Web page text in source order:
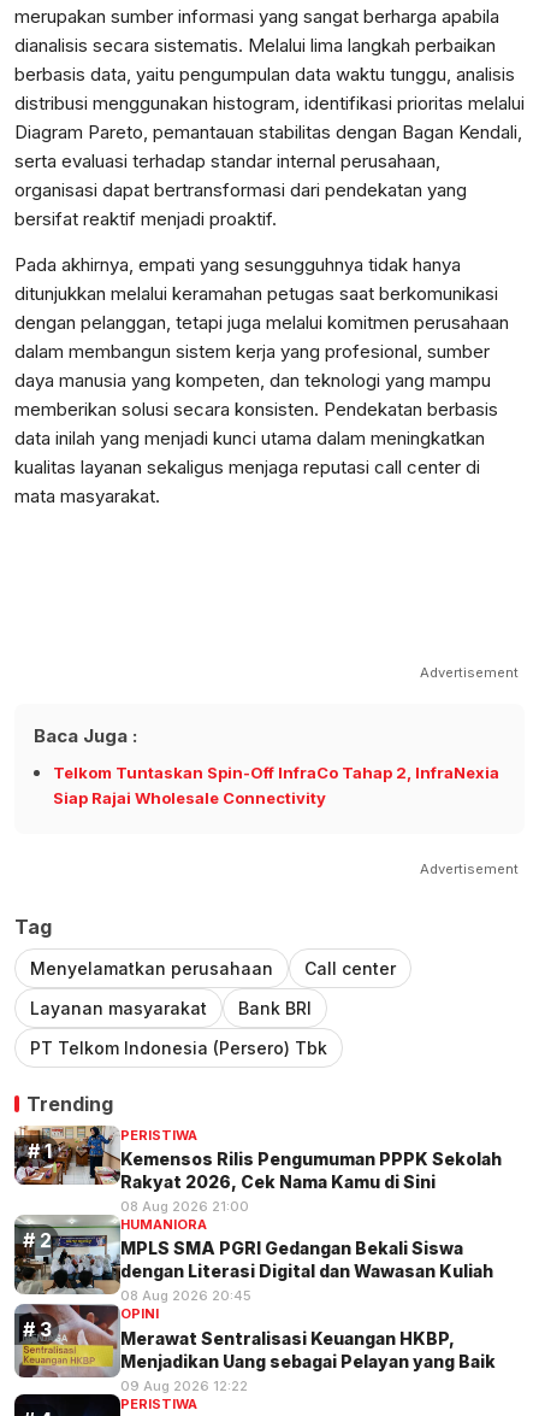
merupakan sumber informasi yang sangat berharga apabila
dianalisis secara sistematis. Melalui lima langkah perbaikan
berbasis data, yaitu pengumpulan data waktu tunggu, analisis
distribusi menggunakan histogram, identifikasi prioritas melalui
Diagram Pareto, pemantauan stabilitas dengan Bagan Kendali,
serta evaluasi terhadap standar internal perusahaan,
organisasi dapat bertransformasi dari pendekatan yang
bersifat reaktif menjadi proaktif.
Pada akhirnya, empati yang sesungguhnya tidak hanya
ditunjukkan melalui keramahan petugas saat berkomunikasi
dengan pelanggan, tetapi juga melalui komitmen perusahaan
dalam membangun sistem kerja yang profesional, sumber
daya manusia yang kompeten, dan teknologi yang mampu
memberikan solusi secara konsisten. Pendekatan berbasis
data inilah yang menjadi kunci utama dalam meningkatkan
kualitas layanan sekaligus menjaga reputasi call center di
mata masyarakat.
Advertisement
Baca Juga :
Telkom Tuntaskan Spin-Off InfraCo Tahap 2, InfraNexia
Siap Rajai Wholesale Connectivity
Advertisement
Tag
Menyelamatkan perusahaan
Call center
Layanan masyarakat
Bank BRI
PT Telkom Indonesia (Persero) Tbk
Trending
PERISTIWA
Kemensos Rilis Pengumuman PPPK Sekolah
Rakyat 2026, Cek Nama Kamu di Sini
08 Aug 2026 21:00
HUMANIORA
MPLS SMA PGRI Gedangan Bekali Siswa
dengan Literasi Digital dan Wawasan Kuliah
08 Aug 2026 20:45
OPINI
Merawat Sentralisasi Keuangan HKBP,
Menjadikan Uang sebagai Pelayan yang Baik
09 Aug 2026 12:22
PERISTIWA